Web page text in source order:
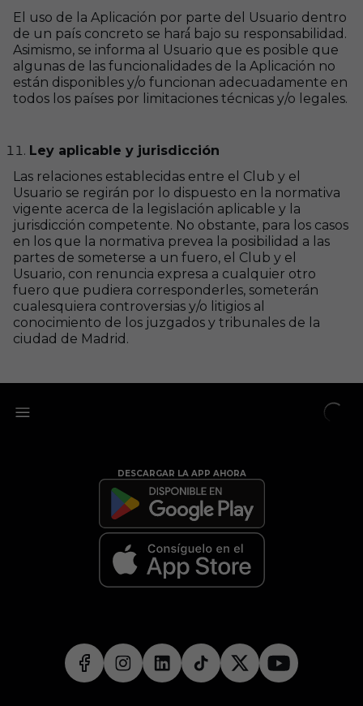
El uso de la Aplicación por parte del Usuario dentro
de un país concreto se hará́ bajo su responsabilidad.
Asimismo, se informa al Usuario que es posible que
algunas de las funcionalidades de la Aplicación no
están disponibles y/o funcionan adecuadamente en
todos los países por limitaciones técnicas y/o legales.
Ley aplicable y jurisdicción
Las relaciones establecidas entre el Club y el
Usuario se regirán por lo dispuesto en la normativa
vigente acerca de la legislación aplicable y la
jurisdicción competente. No obstante, para los casos
en los que la normativa prevea la posibilidad a las
partes de someterse a un fuero, el Club y el
Usuario, con renuncia expresa a cualquier otro
fuero que pudiera corresponderles, someterán
cualesquiera controversias y/o litigios al
conocimiento de los juzgados y tribunales de la
ciudad de Madrid.
DESCARGAR LA APP AHORA